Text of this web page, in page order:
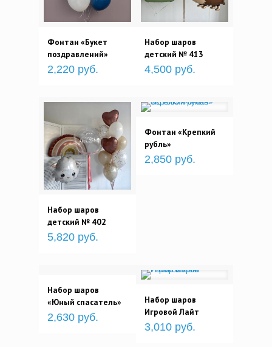
Фонтан «Букет
поздравлений»
2,220 руб.
Набор шаров
детский № 413
4,500 руб.
Набор шаров
детский № 402
5,820 руб.
Фонтан «Крепкий
рубль»
2,850 руб.
Набор шаров
«Юный спасатель»
2,630 руб.
Набор шаров
Игровой Лайт
3,010 руб.